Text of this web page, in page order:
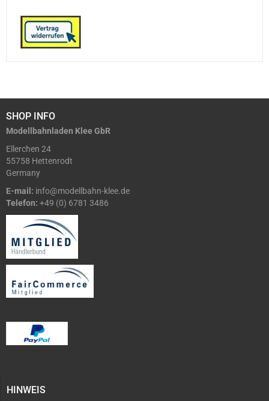
SHOP INFO
Modellbahnladen Klee GbR
Ellerchen 24
55758 Hettenrodt
Germany
E-mail: info@modellbahn-klee.de
Telefon: +49 (0) 6781 3486
HINWEIS